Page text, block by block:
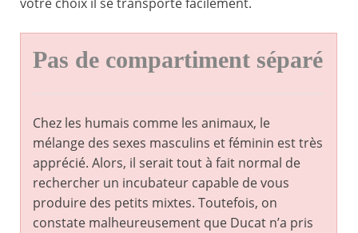
Pas de compartiment séparé
Chez les humais comme les animaux, le
mélange des sexes masculins et féminin est très
apprécié. Alors, il serait tout à fait normal de
rechercher un incubateur capable de vous
produire des petits mixtes. Toutefois, on
constate malheureusement que Ducat n’a pris